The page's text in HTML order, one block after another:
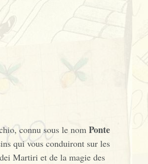
connu sous le nom Ponte
qui vous conduiront sur les
Martiri et de la magie des